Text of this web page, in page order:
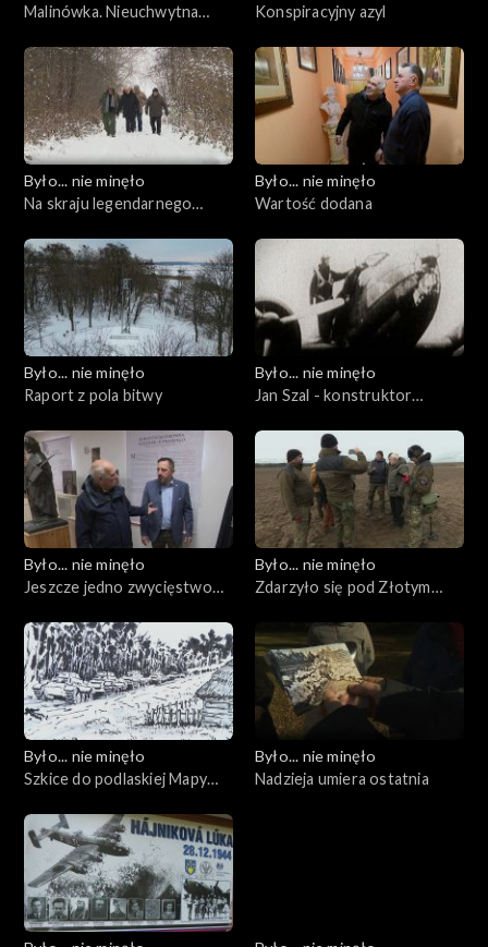
Malinówka. Nieuchwytna
Konspiracyjny azyl
Było... nie minęło
Na skraju legendarnego
Było... nie minęło
Wartość dodana
Było... nie minęło
Raport z pola bitwy
Było... nie minęło
Jan Szal - konstruktor
Było... nie minęło
Jeszcze jedno zwycięstwo
Było... nie minęło
Zdarzyło się pod Złotym
Było... nie minęło
Szkice do podlaskiej Mapy
Było... nie minęło
Nadzieja umiera ostatnia